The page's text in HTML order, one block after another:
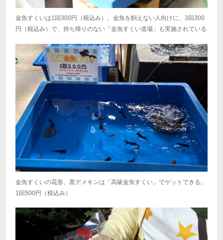
金魚すくいは1回300円（税込み）。金魚を飼えない人向けに、3回300
円（税込み）で、持ち帰りのない「金魚すくい道場」も実施されている
金魚すくいの花形、黒デメキンは「高級金魚すくい」でゲットできる。
1回500円（税込み）